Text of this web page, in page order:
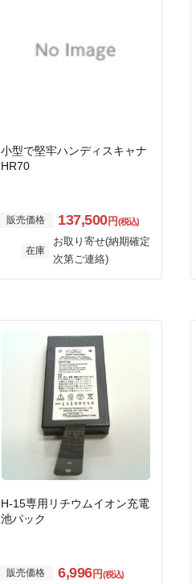
小型で堅牢ハンディスキャナ
HR70
販売価格 137,500円(税込)
在庫
お取り寄せ(納期確定
次第ご連絡)
H-15専用リチウムイオン充電
池パック
販売価格 6,996円(税込)